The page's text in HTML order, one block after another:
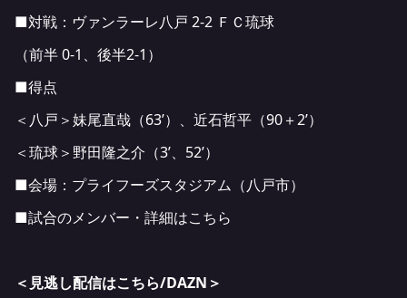
■対戦：ヴァンラーレ八戸 2-2 ＦＣ琉球
（前半 0-1、後半2-1）
■得点
＜八戸＞妹尾直哉（63’）、近石哲平（90＋2’）
＜琉球＞野田隆之介（3’、52’）
■会場：プライフーズスタジアム（八戸市）
■試合のメンバー・詳細はこちら
＜見逃し配信はこちら/DAZN＞